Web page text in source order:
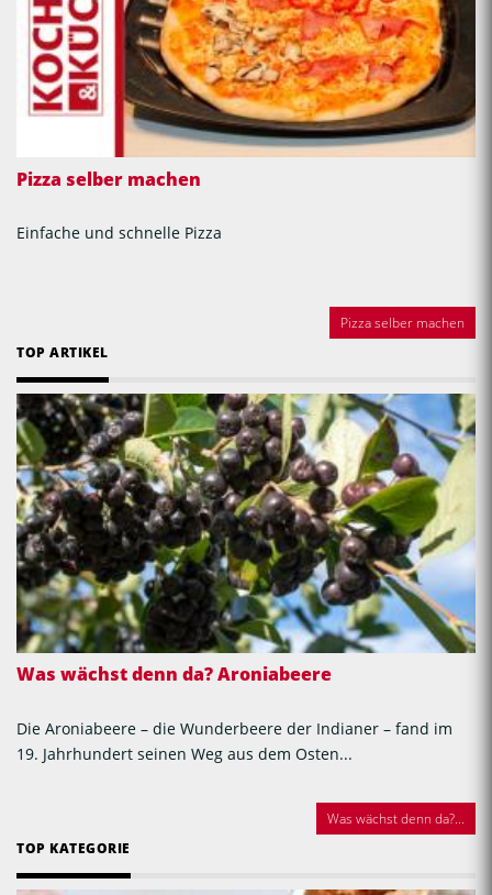
Pizza selber machen
Einfache und schnelle Pizza
Pizza selber machen
TOP ARTIKEL
Was wächst denn da? Aroniabeere
Die Aroniabeere – die Wunderbeere der Indianer – fand im
19. Jahrhundert seinen Weg aus dem Osten...
Was wächst denn da?...
TOP KATEGORIE